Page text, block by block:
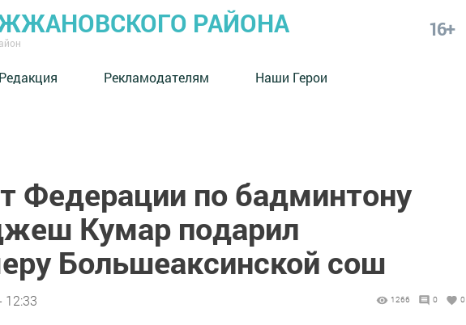
РАЙОНА 16+
Редакция Рекламодателям Наши Герои
Федерации по бадминтону
Кумар подарил
Большеаксинской сош
12:33 1266 0 0